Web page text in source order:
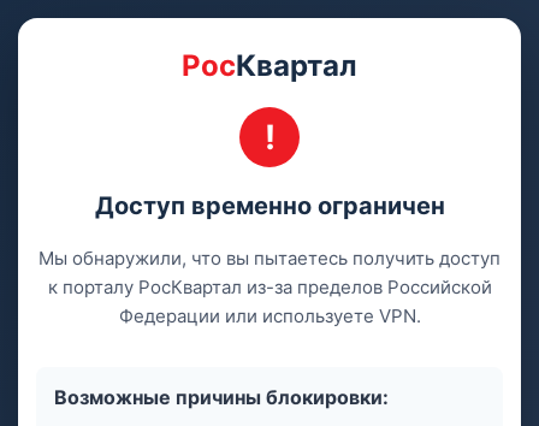
РосКвартал
Доступ временно ограничен
Мы обнаружили, что вы пытаетесь получить доступ
к порталу РосКвартал из-за пределов Российской
Федерации или используете VPN.
Возможные причины блокировки: